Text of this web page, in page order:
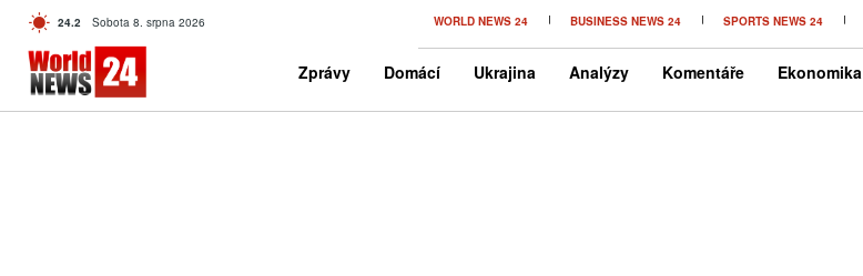
24.2 C Czech
Sobota 8. srpna 2026 WORLD NEWS 24 BUSINESS NEWS 24 SPORTS NEWS 24
Zprávy Domácí Ukrajina Analýzy Komentáře Ekonomika